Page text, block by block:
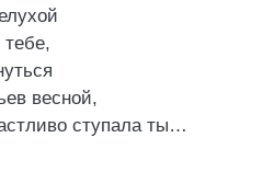
весной,
ступала ты…